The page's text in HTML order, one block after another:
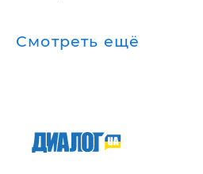
Смотреть ещё